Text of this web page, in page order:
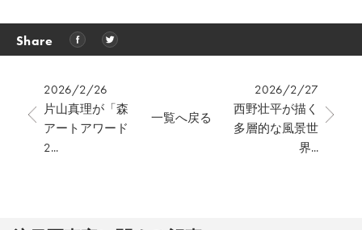
Share
2026/2/26
片山真理が「森
アートアワード
2...
2026/2/27
西野壮平が描く
多層的な風景世
界...
一覧へ戻る